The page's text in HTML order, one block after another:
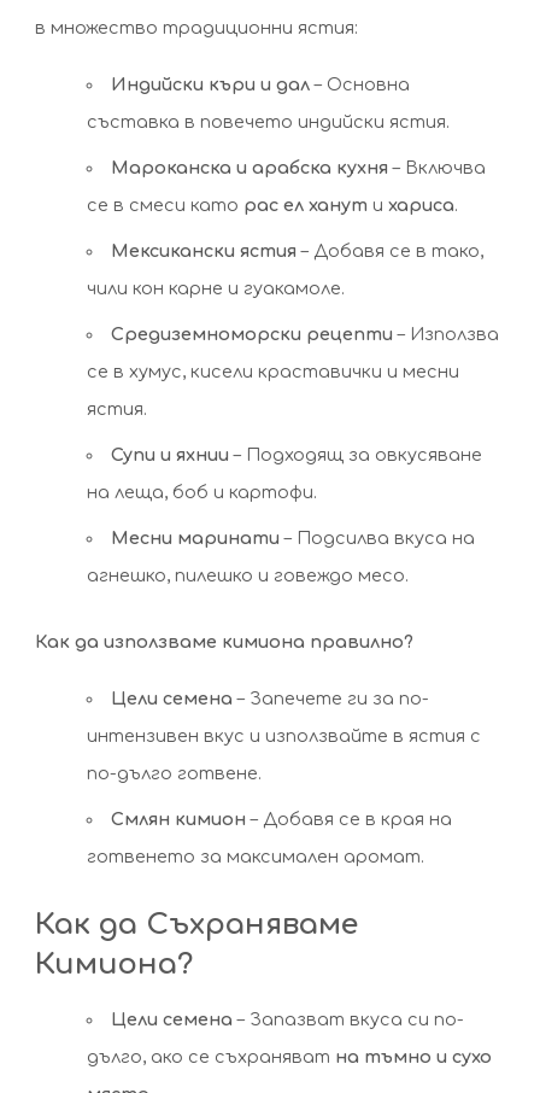
в множество традиционни ястия:
Индийски къри и дал– Основна
съставка в повечето индийски ястия.
Мароканска и арабска кухня – Включва
се в смеси като рас ел ханут ихариса.
Мексикански ястия – Добавя се в тако,
чили кон карне и гуакамоле.
Средиземноморски рецепти – Използва
се в хумус, кисели краставички и месни
ястия.
Супи и яхнии – Подходящ за овкусяване
на леща, боб и картофи.
Месни маринати – Подсилва вкуса на
агнешко, пилешко и говеждо месо.
Как да използваме кимиона правилно?
Цели семена – Запечете ги за по-
интензивен вкус и използвайте в ястия с
по-дълго готвене.
Смлян кимион – Добавя се в края на
готвенето за максимален аромат.
Как да Съхраняваме
Кимиона?
Цели семена – Запазват вкуса си по-
дълго, ако се съхраняват на тъмно и сухо